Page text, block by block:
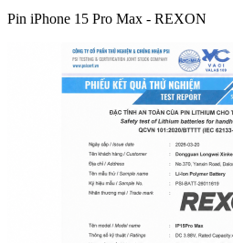
Pin iPhone 15 Pro Max - REXON